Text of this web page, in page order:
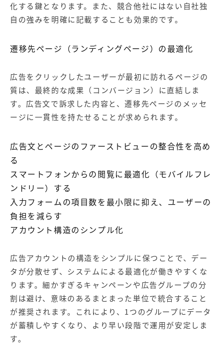
化する鍵となります。また、競合他社にはない自社独
自の強みを明確に記載することも効果的です。
遷移先ページ（ランディングページ）の最適化
広告をクリックしたユーザーが最初に訪れるページの
質は、最終的な成果（コンバージョン）に直結しま
す。広告文で訴求した内容と、遷移先ページのメッセ
ージに一貫性を持たせることが求められます。
広告文とページのファーストビューの整合性を高め
る
スマートフォンからの閲覧に最適化（モバイルフレ
ンドリー）する
入力フォームの項目数を最小限に抑え、ユーザーの
負担を減らす
アカウント構造のシンプル化
広告アカウントの構造をシンプルに保つことで、デー
タが分散せず、システムによる最適化が働きやすくな
ります。細かすぎるキャンペーンや広告グループの分
割は避け、意味のあるまとまった単位で統合すること
が推奨されます。これにより、1つのグループにデータ
が蓄積しやすくなり、より早い段階で運用が安定しま
す。